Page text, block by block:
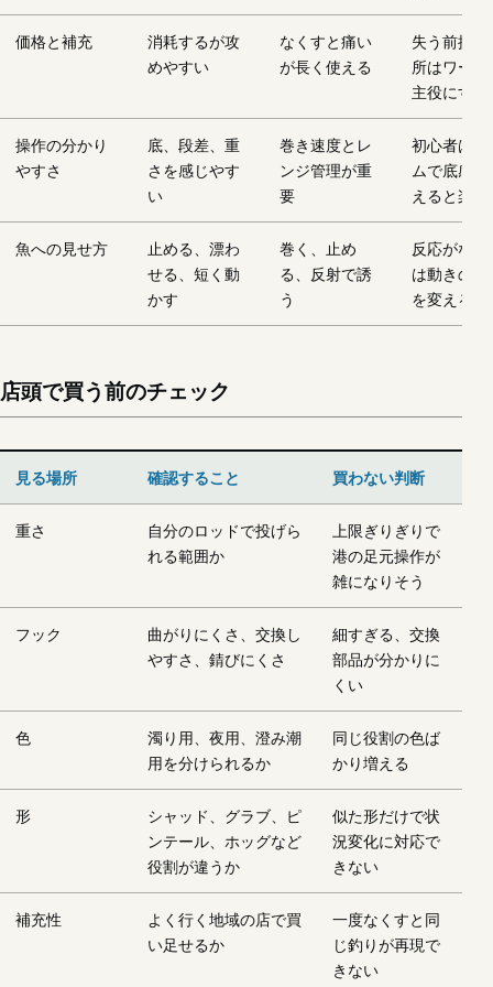
価格と補充
消耗するが攻
めやすい
なくすと痛い
が長く使える
失う前提の
所はワーム
主役にする
操作の分かり
やすさ
底、段差、重
さを感じやす
い
巻き速度とレ
ンジ管理が重
要
初心者はワ
ムで底感を
えると楽
魚への見せ方
止める、漂わ
せる、短く動
かす
巻く、止め
る、反射で誘
う
反応がない
は動きの種
を変える
店頭で買う前のチェック
見る場所 確認すること 買わない判断
重さ
自分のロッドで投げら
れる範囲か
上限ぎりぎりで
港の足元操作が
雑になりそう
フック
曲がりにくさ、交換し
やすさ、錆びにくさ
細すぎる、交換
部品が分かりに
くい
色
濁り用、夜用、澄み潮
用を分けられるか
同じ役割の色ば
かり増える
形
シャッド、グラブ、ピ
ンテール、ホッグなど
役割が違うか
似た形だけで状
況変化に対応で
きない
補充性
よく行く地域の店で買
い足せるか
一度なくすと同
じ釣りが再現で
きない